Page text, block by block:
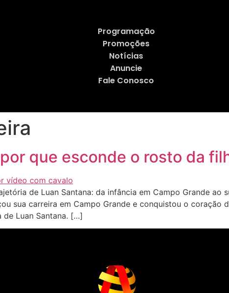
Programação
Promoções
Notícias
Anuncie
Fale Conosco
que esconde o rosto da
de Luan Santana: da infância em Campo Grande ao
sua carreira em Campo Grande e conquistou o coração
Luan Santana. […]